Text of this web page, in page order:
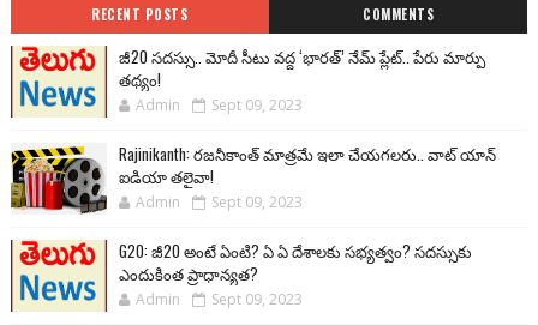
RECENT POSTS COMMENTS
జీ20 సదస్సు.. మోదీ సీటు వద్ద ‘భారత్’ నేమ్ ప్లేట్‌.. పేరు మార్పు
తథ్యం!
Admin Sept 09, 2023
Rajinikanth: రజనీకాంత్ మాత్రమే ఇలా చేయగలరు.. వాట్ యాన్
ఐడియా తలైవా!
Admin Sept 09, 2023
G20: జీ20 అంటే ఏంటి? ఏ ఏ దేశాలకు సభ్యత్వం? సదస్సుకు
ఎందుకింత ప్రాధాన్యత?
Admin Sept 09, 2023